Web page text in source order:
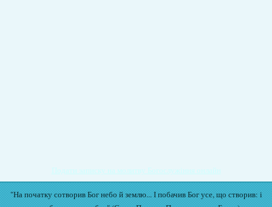
Подати записку на молитву Богослужіння онлайн
"На початку сотворив Бог небо й землю... І побачив Бог усе, що створив: і